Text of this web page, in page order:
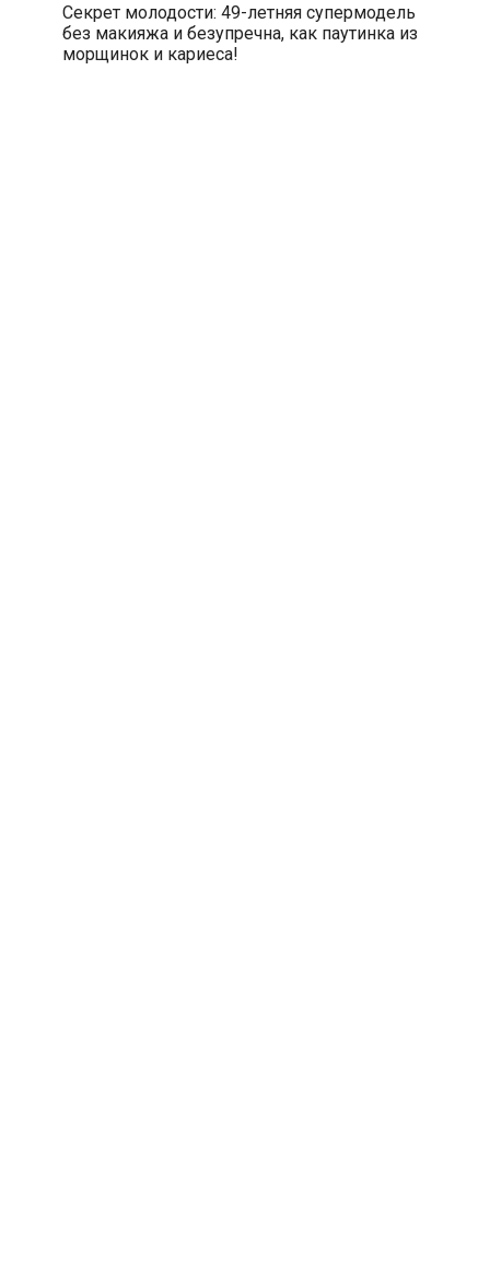
Секрет молодости: 49-летняя супермодель
без макияжа и безупречна, как паутинка из
морщинок и кариеса!